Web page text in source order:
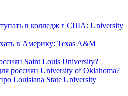
в колледж в США: University
в Америку: Texas A&M
Saint Louis University?
россиян University of Oklahoma?
Louisiana State University